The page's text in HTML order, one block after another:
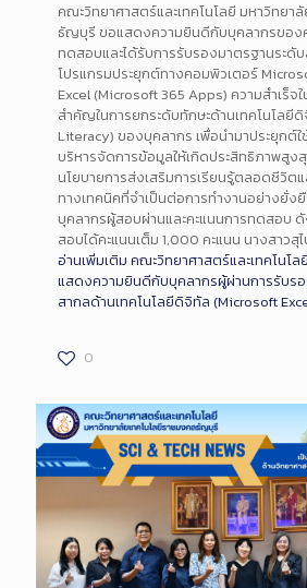
คณะวิทยาศาสตร์และเทคโนโลยี มหาวิทยา
ธัญบุรี ขอแสดงความยินดีกับบุคลากรของ
ทดสอบและได้รับการรับรองมาตรฐานระดั
โปรแกรมประยุกต์ทางคอมพิวเตอร์
Excel (Microsoft 365 Apps) ความสำเร็จ
สำคัญในการยกระดับทักษะด้านเทคโนโลยี
Literacy) ของบุคลากร เพื่อนำมาประยุกต์
บริหารจัดการข้อมูลให้เกิดประสิทธิภาพสู
นโยบายการส่งเสริมการเรียนรู้ตลอดชีวิต
ทางเทคนิคที่จำเป็นต่อการทำงานอย่างยั่ง
บุคลากรผู้สอบผ่านและคะแนนการทดสอบ
สอบได้คะแนนเต็ม 1,000 คะแนน นางสาว
อ่านเพิ่มเติม คณะวิทยาศาสตร์และเทคโนโ
แสดงความยินดีกับบุคลากรผู้ผ่านการรับร
สากลด้านเทคโนโลยีดิจิทัล (Microsoft
0